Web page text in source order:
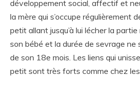
développement social, affectif et
la mère qui s’occupe régulièrement
petit allant jusqu’à lui lécher la
son bébé et la durée de sevrage ne
de son 18e mois. Les liens qui
petit sont très forts comme chez les